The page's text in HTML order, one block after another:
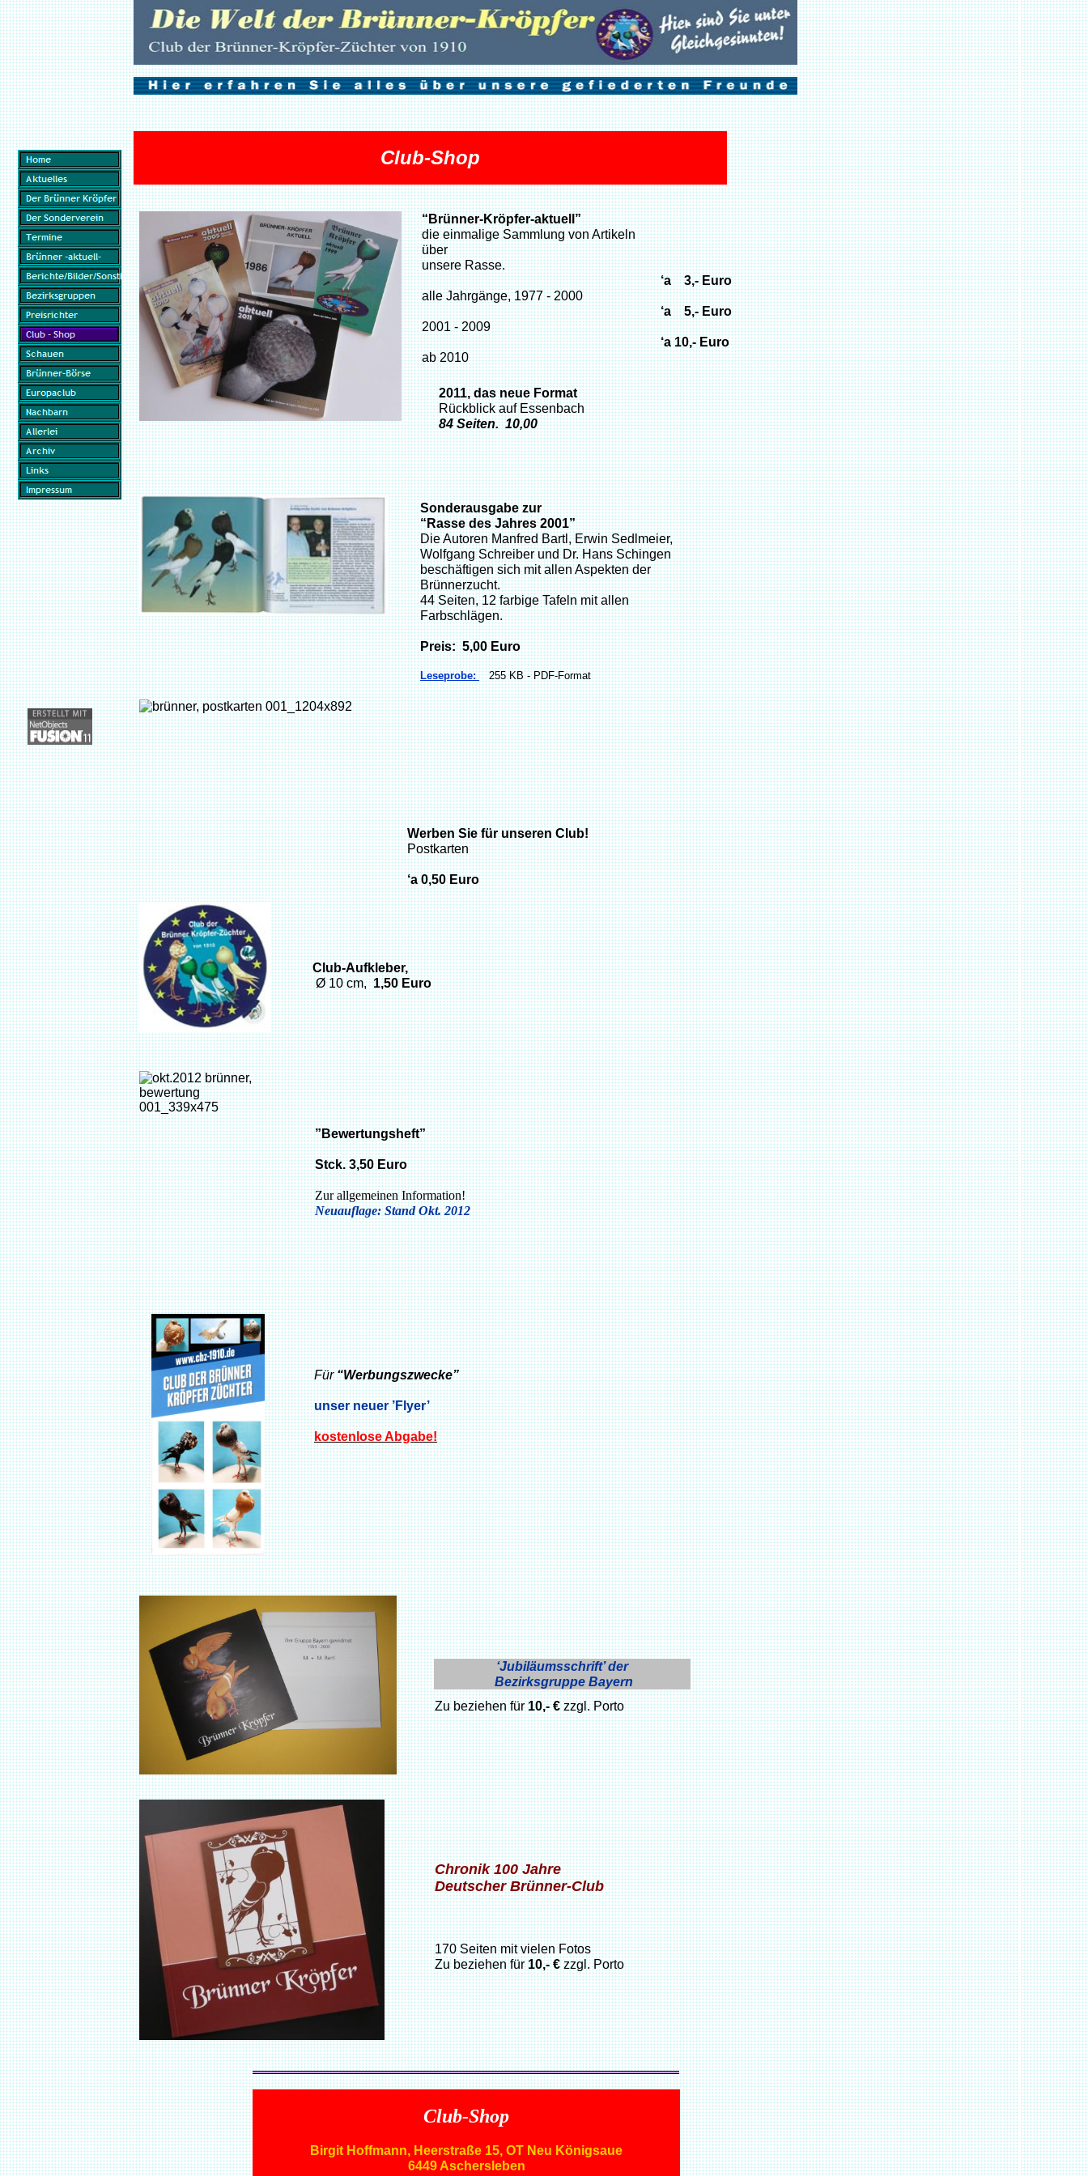
Club-Shop
“Brünner-Kröpfer-aktuell”
die einmalige Sammlung von Artikeln
über
unsere Rasse.
alle Jahrgänge, 1977 - 2000
2001 - 2009
ab 2010
‘a 3,- Euro
‘a 5,- Euro
‘a 10,- Euro
2011, das neue Format
Rückblick auf Essenbach
84 Seiten. 10,00
Sonderausgabe zur
“Rasse des Jahres 2001”
Die Autoren Manfred Bartl, Erwin Sedlmeier,
Wolfgang Schreiber und Dr. Hans Schingen
beschäftigen sich mit allen Aspekten der
Brünnerzucht.
44 Seiten, 12 farbige Tafeln mit allen
Farbschlägen.
Preis: 5,00 Euro
Leseprobe: 255 KB - PDF-Format
Werben Sie für unseren Club!
Postkarten
‘a 0,50 Euro
Club-Aufkleber,
Ø 10 cm,1,50 Euro
”Bewertungsheft”
Stck. 3,50 Euro
Zur allgemeinen Information!
Neuauflage: Stand Okt. 2012
Für“Werbungszwecke”
unser neuer ’Flyer’
kostenlose Abgabe!
‘Jubiläumsschrift’ der
Bezirksgruppe Bayern
Zu beziehen für10,- €zzgl. Porto
Chronik 100 Jahre
Deutscher Brünner-Club
170 Seiten mit vielen Fotos
Zu beziehen für10,- €zzgl. Porto
Club-Shop
Birgit Hoffmann, Heerstraße 15, OT Neu Königsaue
6449 Aschersleben